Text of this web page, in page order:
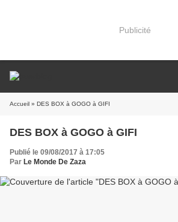
Publicité
Accueil » DES BOX à GOGO à GIFI
DES BOX à GOGO à GIFI
Publié le 09/08/2017 à 17:05
Par Le Monde De Zaza